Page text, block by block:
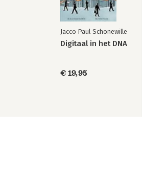
Jacco Paul Schonewille
Digitaal in het DNA
€ 19,95